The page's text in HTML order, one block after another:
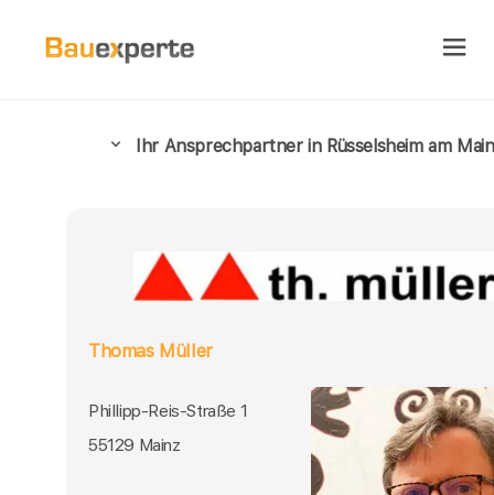
Ihr Ansprechpartner in Rüsselsheim am Main
Thomas Müller
Phillipp-Reis-Straße 1
55129 Mainz